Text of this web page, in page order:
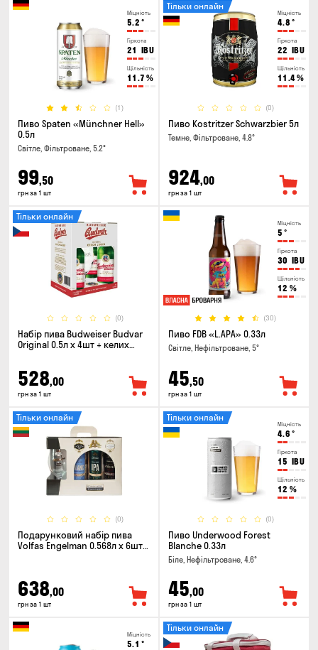
Міцність
5.2 °
Гіркота
21 IBU
Щільність
11.7 %
(1)
Пиво Spaten «Münchner Hell»
0.5л
Світле, Фільтроване, 5.2°
99,50
грн за 1 шт
Міцність
4.8 °
Гіркота
22 IBU
Щільність
11.4%
(0)
Тільки онлайн
Пиво Kostritzer Schwarzbier 5л
Темне, Фільтроване, 4.8°
924,00
грн за 1 шт
(0)
Тільки онлайн
Набір пива Budweiser Budvar
Original 0.5л х 4шт + келих
528,00
грн за 1 шт
Міцність
5 °
Гіркота
30 IBU
Щільність
12 %
(30)
Пиво FDB «L.APA» 0.33л
Світле, Нефільтроване, 5°
45,50
грн за 1 шт
(0)
Тільки онлайн
Подарунковий набір пива
Volfas Engelman 0.568л x 6шт +
638,00
грн за 1 шт
Міцність
4.6 °
Гіркота
15 IBU
Щільність
12 %
(0)
Тільки онлайн
Пиво Underwood Forest
Blanche 0.33л
Біле, Нефільтроване, 4.6°
45,00
грн за 1 шт
Міцність
5.1 °
Тільки онлайн